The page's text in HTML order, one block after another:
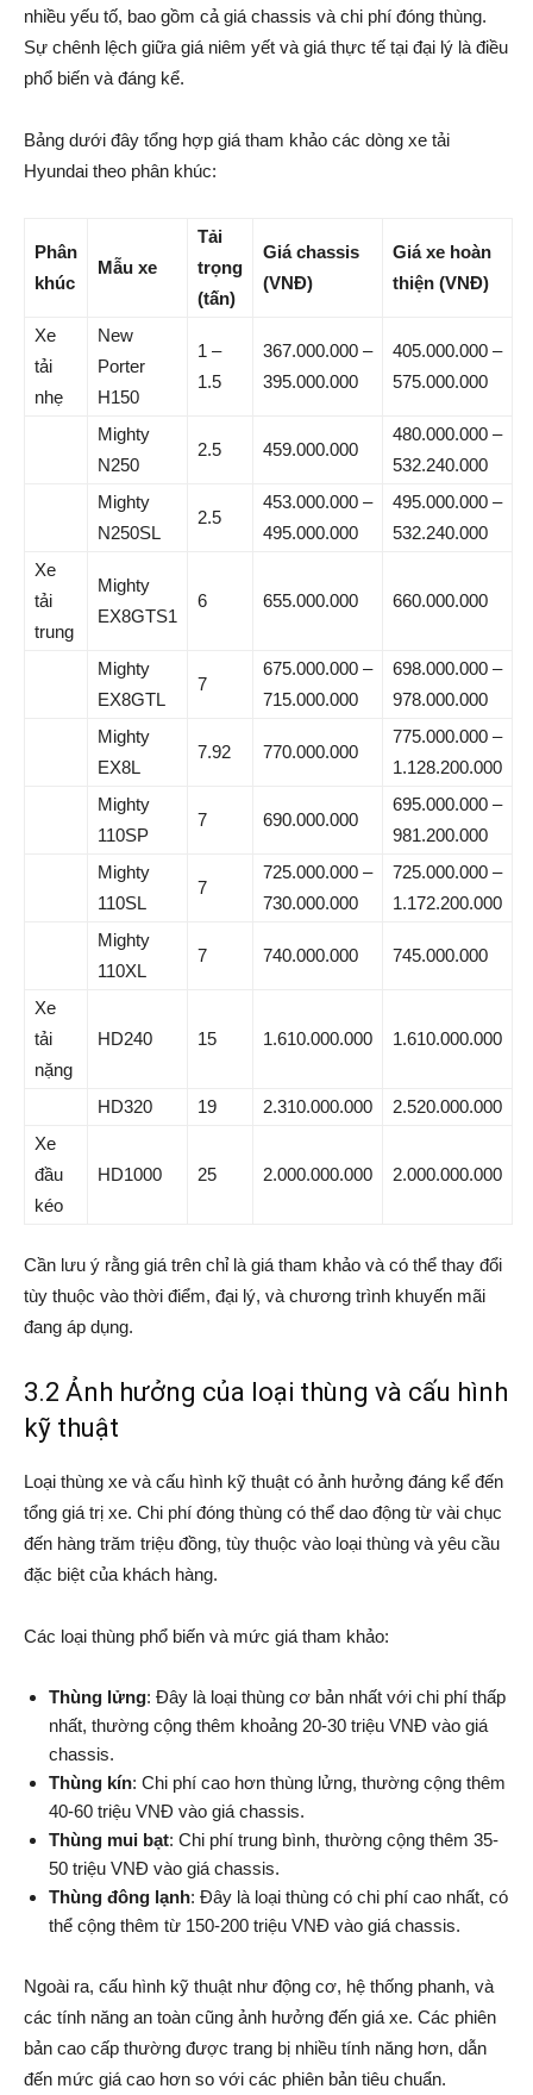
nhiều yếu tố, bao gồm cả giá chassis và chi phí đóng thùng.
Sự chênh lệch giữa giá niêm yết và giá thực tế tại đại lý là điều
phổ biến và đáng kể.
Bảng dưới đây tổng hợp giá tham khảo các dòng xe tải
Hyundai theo phân khúc:
Phân
khúc
Mẫu xe
Tải
trọng
(tấn)
Giá chassis
(VNĐ)
Giá xe hoàn
thiện (VNĐ)
Xe
tải
nhẹ
New
Porter
H150
1 –
1.5
367.000.000 –
395.000.000
405.000.000 –
575.000.000
Mighty
N250
2.5 459.000.000
480.000.000 –
532.240.000
Mighty
N250SL
2.5
453.000.000 –
495.000.000
495.000.000 –
532.240.000
Xe
tải
trung
Mighty
EX8GTS1
6 655.000.000 660.000.000
Mighty
EX8GTL
7
675.000.000 –
715.000.000
698.000.000 –
978.000.000
Mighty
EX8L
7.92 770.000.000
775.000.000 –
1.128.200.000
Mighty
110SP
7 690.000.000
695.000.000 –
981.200.000
Mighty
110SL
7
725.000.000 –
730.000.000
725.000.000 –
1.172.200.000
Mighty
110XL
7 740.000.000 745.000.000
Xe
tải
nặng
HD240 15 1.610.000.000 1.610.000.000
HD320 19 2.310.000.000
2.520.000.000
Xe
đầu
kéo
HD1000 25 2.000.000.000 2.000.000.000
Cần lưu ý rằng giá trên chỉ là giá tham khảo và có thể thay đổi
tùy thuộc vào thời điểm, đại lý, và chương trình khuyến mãi
đang áp dụng.
3.2 Ảnh hưởng của loại thùng và cấu hình
kỹ thuật
Loại thùng xe và cấu hình kỹ thuật có ảnh hưởng đáng kể đến
tổng giá trị xe. Chi phí đóng thùng có thể dao động từ vài chục
đến hàng trăm triệu đồng, tùy thuộc vào loại thùng và yêu cầu
đặc biệt của khách hàng.
Các loại thùng phổ biến và mức giá tham khảo:
Thùng lửng: Đây là loại thùng cơ bản nhất với chi phí thấp
nhất, thường cộng thêm khoảng 20-30 triệu VNĐ vào giá
chassis.
Thùng kín: Chi phí cao hơn thùng lửng, thường cộng thêm
40-60 triệu VNĐ vào giá chassis.
Thùng mui bạt: Chi phí trung bình, thường cộng thêm 35-
50 triệu VNĐ vào giá chassis.
Thùng đông lạnh: Đây là loại thùng có chi phí cao nhất, có
thể cộng thêm từ 150-200 triệu VNĐ vào giá chassis.
Ngoài ra, cấu hình kỹ thuật như động cơ, hệ thống phanh, và
các tính năng an toàn cũng ảnh hưởng đến giá xe. Các phiên
bản cao cấp thường được trang bị nhiều tính năng hơn, dẫn
đến mức giá cao hơn so với các phiên bản tiêu chuẩn.